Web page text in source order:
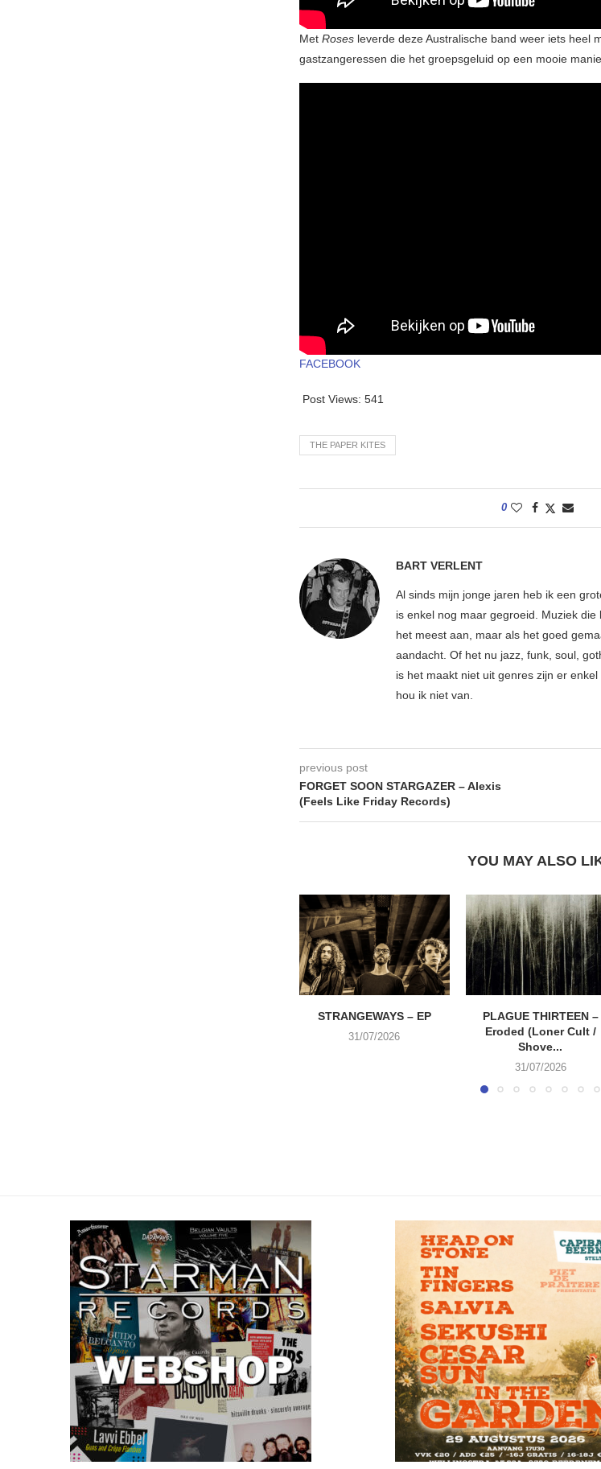
Met Roses leverde deze Australische band weer iets heel
gastzangeressen die het groepsgeluid op een mooie
FACEBOOK
Post Views: 541
THE PAPER KITES
0
BART VERLENT
Al sinds mijn jonge jaren heb ik een
is enkel nog maar gegroeid. Muziek
het meest aan, maar als het goed
aandacht. Of het nu jazz, funk, soul,
is het maakt niet uit genres zijn er
hou ik niet van.
previous post
FORGET SOON STARGAZER – Alexis
(Feels Like Friday Records)
YOU MAY ALSO
STRANGEWAYS – EP
31/07/2026
PLAGUE THIRTEEN –
Eroded (Loner Cult /
Shove...
31/07/2026